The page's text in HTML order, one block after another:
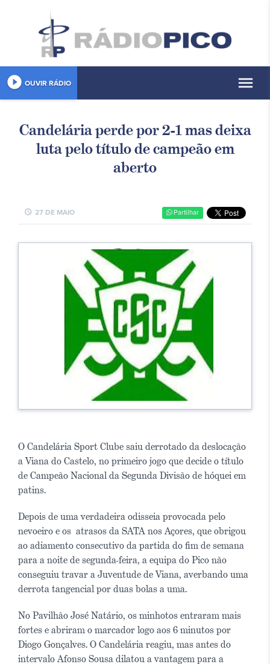
play_circle_filled OUVIR RÁDIO menu
Candelária perde por 2-1 mas deixa
luta pelo título de campeão em
aberto
schedule 27 DE MAIO Partilhar
O Candelária Sport Clube saiu derrotado da deslocação
a Viana do Castelo, no primeiro jogo que decide o título
de Campeão Nacional da Segunda Divisão de hóquei em
patins.
Depois de uma verdadeira odisseia provocada pelo
nevoeiro e os atrasos da SATA nos Açores, que obrigou
ao adiamento consecutivo da partida do fim de semana
para a noite de segunda-feira, a equipa do Pico não
conseguiu travar a Juventude de Viana, averbando uma
derrota tangencial por duas bolas a uma.
No Pavilhão José Natário, os minhotos entraram mais
fortes e abriram o marcador logo aos 6 minutos por
Diogo Gonçalves. O Candelária reagiu, mas antes do
intervalo Afonso Sousa dilatou a vantagem para a